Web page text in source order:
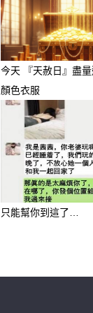
感情基礎穩
願意傾聽另
發生爭執時
但如果兩人
說開，只
② 緊抱型
這種睡姿
兩人抱得越
尤其很多
會這樣睡的
今天 『天赦日』盡
顏色衣服
只能幫你到這了…